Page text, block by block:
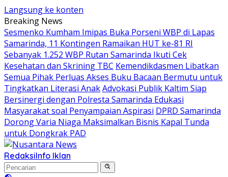
Langsung ke konten
Breaking News
Sesmenko Kumham Imipas Buka Porseni WBP di Lapas
Samarinda, 11 Kontingen Ramaikan HUT ke-81 RI
Sebanyak 1.252 WBP Rutan Samarinda Ikuti Cek
Kesehatan dan Skrining TBC Kemendikdasmen Libatkan
Semua Pihak Perluas Akses Buku Bacaan Bermutu untuk
Tingkatkan Literasi AnakAdvokasi Publik Kaltim Siap
Bersinergi dengan Polresta Samarinda Edukasi
Masyarakat soal Penyampaian Aspirasi DPRD Samarinda
Dorong Varia Niaga Maksimalkan Bisnis Kapal Tunda
untuk Dongkrak PAD
RedaksiInfo Iklan